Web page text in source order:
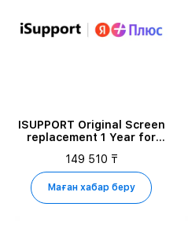
ISUPPORT Original Screen
replacement 1 Year for
149 510 ₸
Маған хабар беру